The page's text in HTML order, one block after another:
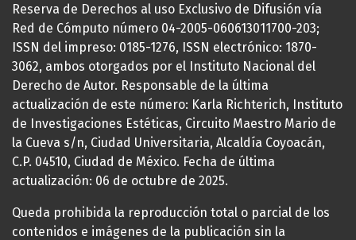
Reserva de Derechos al uso Exclusivo de Difusión vía
Red de Cómputo número 04-2005-060613011700-203;
ISSN del impreso: 0185-1276, ISSN electrónico: 1870-
3062, ambos otorgados por el Instituto Nacional del
Derecho de Autor. Responsable de la última
actualización de este número: Karla Richterich, Instituto
de Investigaciones Estéticas, Circuito Maestro Mario de
la Cueva s/n, Ciudad Universitaria, Alcaldía Coyoacán,
C.P. 04510, Ciudad de México. Fecha de última
actualización: 06 de octubre de 2025.
Queda prohibida la reproducción total o parcial de los
contenidos e imágenes de la publicación sin la